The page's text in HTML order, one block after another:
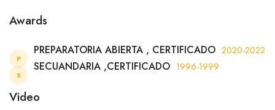
Awards
P
PREPARATORIA ABIERTA , CERTIFICADO 2020-2022
S
SECUANDARIA ,CERTIFICADO 1996-1999
Video